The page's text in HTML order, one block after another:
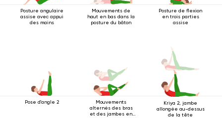
Posture angulaire
assise avec appui
des mains
Mouvements de
haut en bas dans la
posture du bâton
Posture de flexion
en trois parties
assise
Pose d'angle 2
Mouvements
alternés des bras
et des jambes en
Kriya 2, jambe
allongée au-dessus
de la tête